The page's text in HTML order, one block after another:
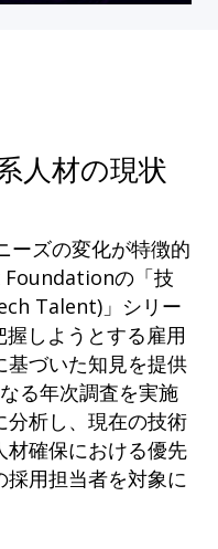
人材の現状
ーズの変化が特徴的
Foundationの「技
Talent)」シリー
しようとする雇用
基づいた知見を提供
る年次調査を実施
分析し、現在の技術
材確保における優先
用担当者を対象に